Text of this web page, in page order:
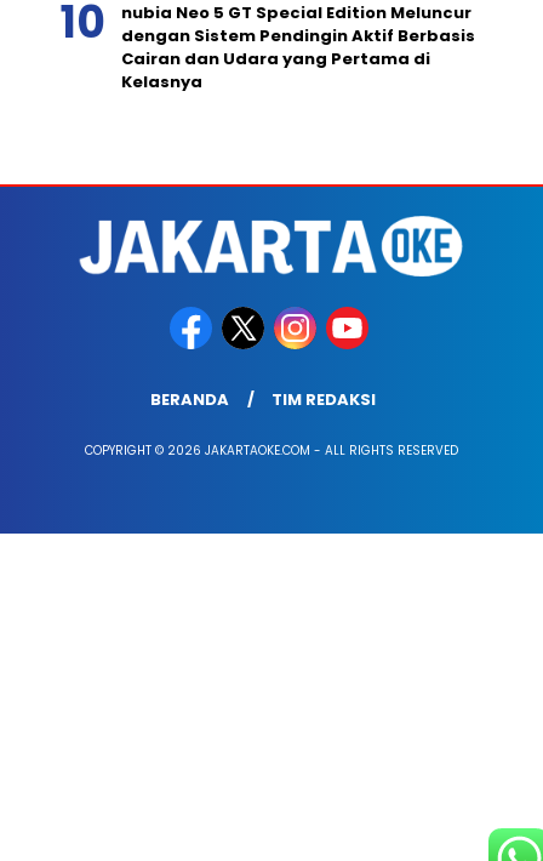
nubia Neo 5 GT Special Edition Meluncur
dengan Sistem Pendingin Aktif Berbasis
Cairan dan Udara yang Pertama di
Kelasnya
BERANDA TIM REDAKSI
COPYRIGHT © 2026 JAKARTAOKE.COM - ALL RIGHTS RESERVED